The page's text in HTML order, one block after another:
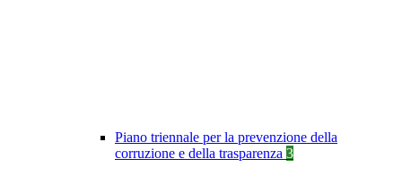
Piano triennale per la prevenzione della
corruzione e della trasparenza 3